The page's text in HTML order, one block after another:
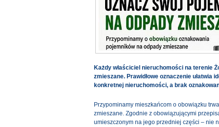
Każdy właściciel nieruchomości na terenie
zmieszane. Prawidłowe oznaczenie ułatwia
konkretnej nieruchomości, a brak
Przypominamy mieszkańcom o obowiązku
zmieszane. Zgodnie z obowiązującymi
umieszczonym na jego przedniej części – nie